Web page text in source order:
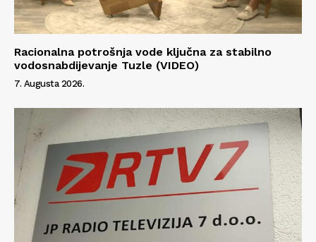
Racionalna potrošnja vode ključna za stabilno
vodosnabdijevanje Tuzle (VIDEO)
7. Augusta 2026.